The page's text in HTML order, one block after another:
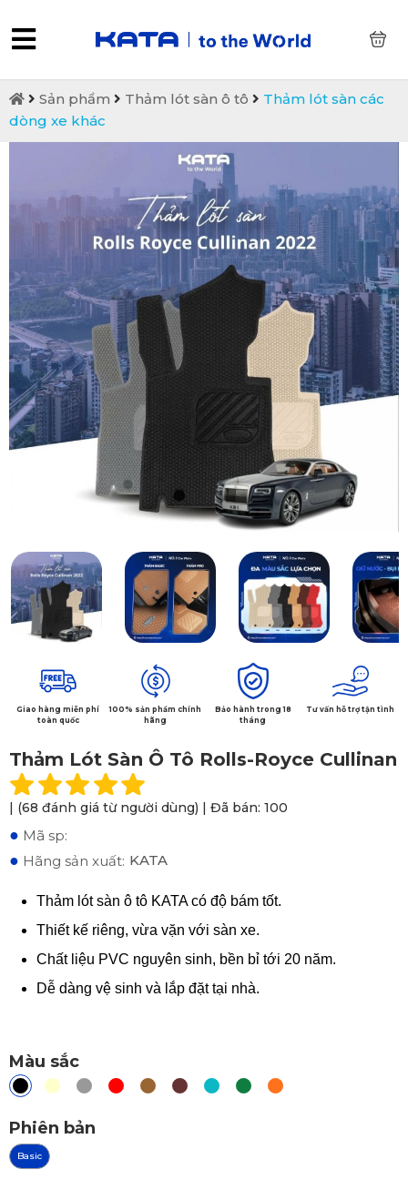
Sản phẩm Thảm lót sàn ô tô
Thảm lót sàn các
dòng xe khác
Giao hàng miễn phí
toàn quốc
100% sản phẩm chính
hãng
Bảo hành trong 18
tháng
Tư vấn hỗ trợ tận tình
Thảm Lót Sàn Ô Tô Rolls-Royce Cullinan
| (68 đánh giá từ người dùng) | Đã bán: 100
● Mã sp:
● Hãng sản xuất: KATA
Thảm lót sàn ô tô KATA có độ bám tốt.
Thiết kế riêng, vừa vặn với sàn xe.
Chất liệu PVC nguyên sinh, bền bỉ tới 20 năm.
Dễ dàng vệ sinh và lắp đặt tại nhà.
Màu sắc
Phiên bản
Basic